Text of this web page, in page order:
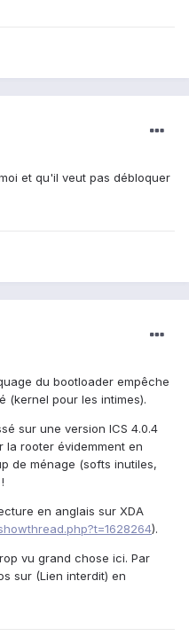
et qu'il veut pas débloquer
du bootloader empêche
(kernel pour les intimes).
sur une version ICS 4.0.4
la rooter évidemment en
de ménage (softs inutiles,
en anglais sur XDA
).
vu grand chose ici. Par
sur (Lien interdit) en